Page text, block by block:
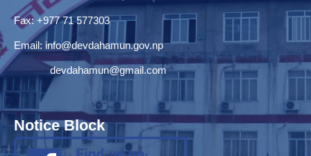
Fax: +977 71 577303
Email: info@devdahamun.gov.np
devdahamun@gmail.com
Notice Block